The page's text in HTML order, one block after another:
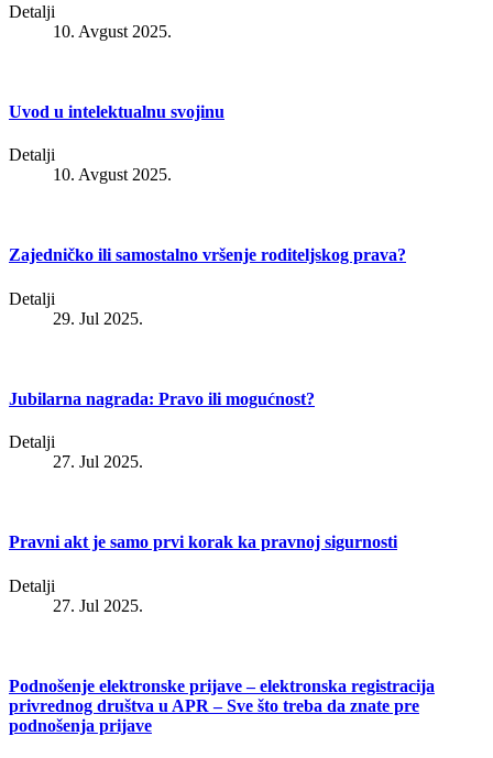
Detalji
10. Avgust 2025.
Uvod u intelektualnu svojinu
Detalji
10. Avgust 2025.
Zajedničko ili samostalno vršenje roditeljskog prava?
Detalji
29. Jul 2025.
Jubilarna nagrada: Pravo ili mogućnost?
Detalji
27. Jul 2025.
Pravni akt je samo prvi korak ka pravnoj sigurnosti
Detalji
27. Jul 2025.
Podnošenje elektronske prijave – elektronska registracija
privrednog društva u APR – Sve što treba da znate pre
podnošenja prijave